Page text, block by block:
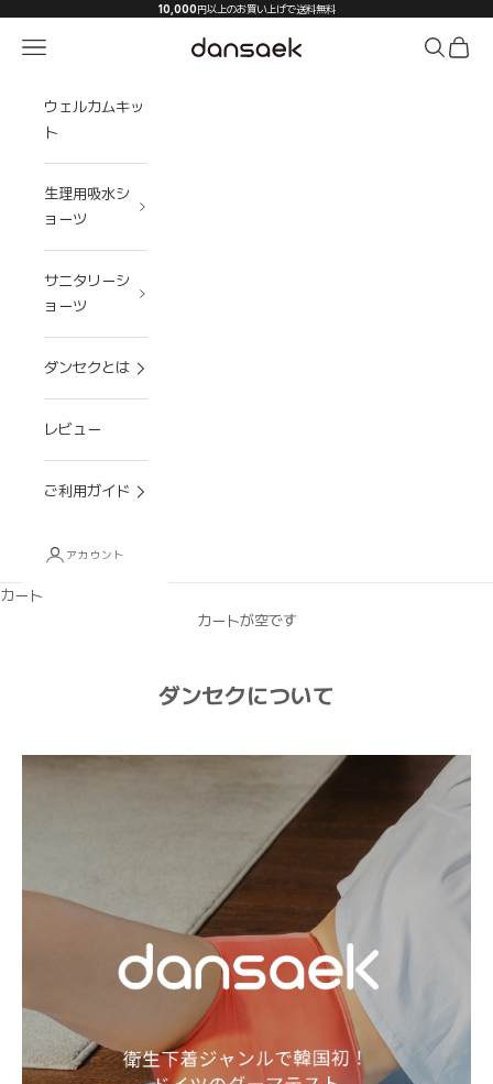
10,000円以上のお買い上げで送料無料
dansaek(ダンセク)
メニューを開く 検索を開く
カー
ウェルカムキッ
ト
生理用吸水シ
ョーツ
サニタリーシ
ョーツ
ダンセクとは
レビュー
ご利用ガイド
アカウント
カート
カートが空です
ダンセクについて